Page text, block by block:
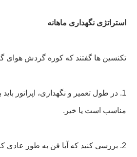
استراتژی نگهداری ماهانه
تکنسین ها گفتند که کوره گردش هوای گرم
1. در طول تعمیر و نگهداری، اپراتور
مناسب است یا خیر.
2. بررسی کنید که آیا فن به طور عادی